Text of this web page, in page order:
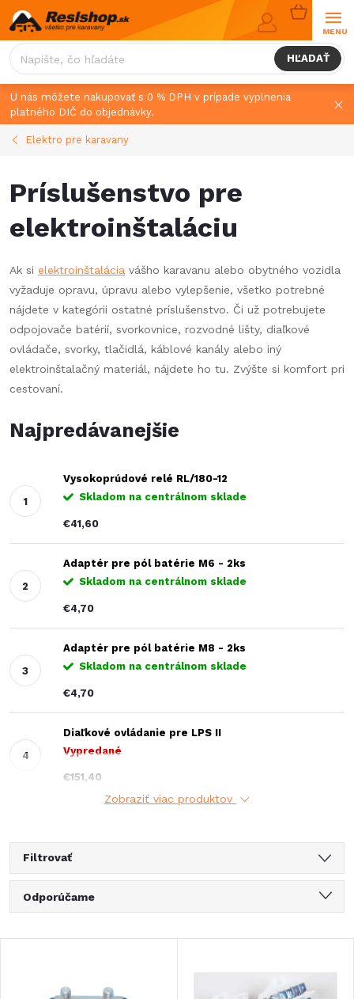
Prejsť
na
obsah
HĽADAŤ
KOŠÍK
U nás môžete nakupovať s 0 % DPH v prípade vyplnenia
platného DIČ do objednávky.
Elektro pre karavany
Príslušenstvo pre
elektroinštaláciu
Ak si elektroinštalácia vášho karavanu alebo obytného vozidla
vyžaduje opravu, úpravu alebo vylepšenie, všetko potrebné
nájdete v kategórii ostatné príslušenstvo. Či už potrebujete
odpojovače batérií, svorkovnice, rozvodné lišty, diaľkové
ovládače, svorky, tlačidlá, káblové kanály alebo iný
elektroinštalačný materiál, nájdete ho tu. Zvýšte si komfort pri
cestovaní.
Najpredávanejšie
Vysokoprúdové relé RL/180-12
Skladom na centrálnom sklade
€41,60
Adaptér pre pól batérie M6 - 2ks
Skladom na centrálnom sklade
€4,70
Adaptér pre pól batérie M8 - 2ks
Skladom na centrálnom sklade
€4,70
Diaľkové ovládanie pre LPS II
Vypredané
€151,40
Zobraziť viac produktov
Filtrovať
R
a
Odporúčame
Najpredávanejšie